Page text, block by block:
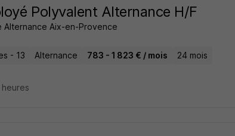
Polyvalent Alternance H/F
Alternance Aix-en-Provence
- 13 Alternance 783 - 1 823 € / mois 24 mois